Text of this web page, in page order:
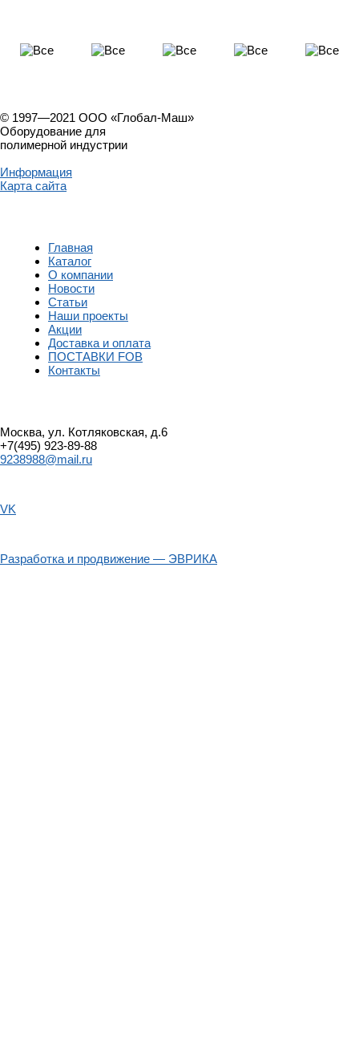
© 1997—2021 ООО «Глобал-Маш»
Оборудование для
полимерной индустрии
Информация
Карта сайта
Главная
Каталог
О компании
Новости
Статьи
Наши проекты
Акции
Доставка и оплата
ПОСТАВКИ FOB
Контакты
Москва, ул. Котляковская, д.6
+7(495) 923-89-88
9238988@mail.ru
VK
Разработка и продвижение — ЭВРИКА